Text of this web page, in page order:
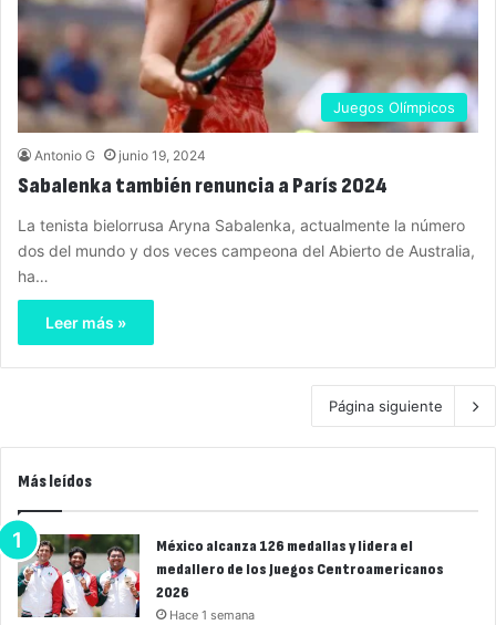
Juegos Olímpicos
Antonio G junio 19, 2024
Sabalenka también renuncia a París 2024
La tenista bielorrusa Aryna Sabalenka, actualmente la número
dos del mundo y dos veces campeona del Abierto de Australia,
ha…
Leer más »
Página siguiente
Más leídos
México alcanza 126 medallas y lidera el
medallero de los Juegos Centroamericanos
2026
Hace 1 semana